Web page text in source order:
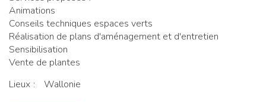
Animations
Conseils techniques espaces verts
Réalisation de plans d'aménagement et d'entretien
Sensibilisation
Vente de plantes
Lieux
Wallonie